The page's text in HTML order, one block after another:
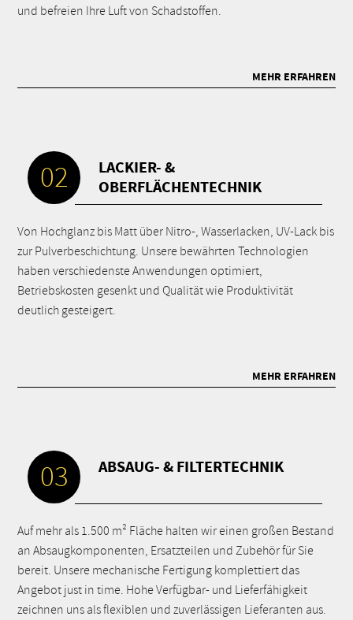
und befreien Ihre Luft von Schadstoffen.
MEHR ERFAHREN
02
LACKIER- &
OBERFLÄCHENTECHNIK
Von Hochglanz bis Matt über Nitro-, Wasserlacken, UV-Lack bis
zur Pulverbeschichtung. Unsere bewährten Technologien
haben verschiedenste Anwendungen optimiert,
Betriebskosten gesenkt und Qualität wie Produktivität
deutlich gesteigert.
MEHR ERFAHREN
03 ABSAUG- & FILTERTECHNIK
Auf mehr als 1.500 m² Fläche halten wir einen großen Bestand
an Absaugkomponenten, Ersatzteilen und Zubehör für Sie
bereit. Unsere mechanische Fertigung komplettiert das
Angebot just in time. Hohe Verfügbar- und Lieferfähigkeit
zeichnen uns als flexiblen und zuverlässigen Lieferanten aus.